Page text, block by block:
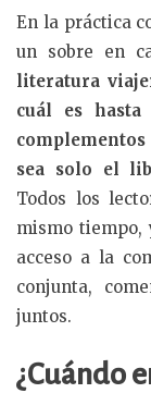
En la práctica
un sobre en
literatura
cuál es
sea solo el
Todos los
mismo tiempo,
acceso a la
conjunta,
juntos.
¿Cuándo